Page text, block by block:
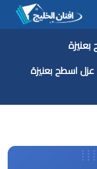
اسطح بعنيزة